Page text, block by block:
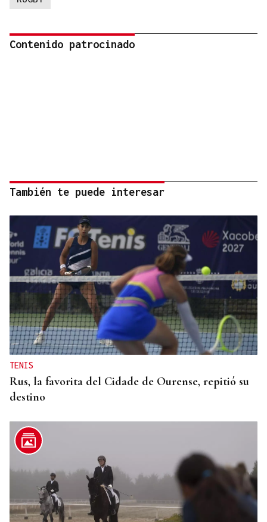
Contenido patrocinado
También te puede interesar
TENIS
Rus, la favorita del Cidade de Ourense, repitió su
destino